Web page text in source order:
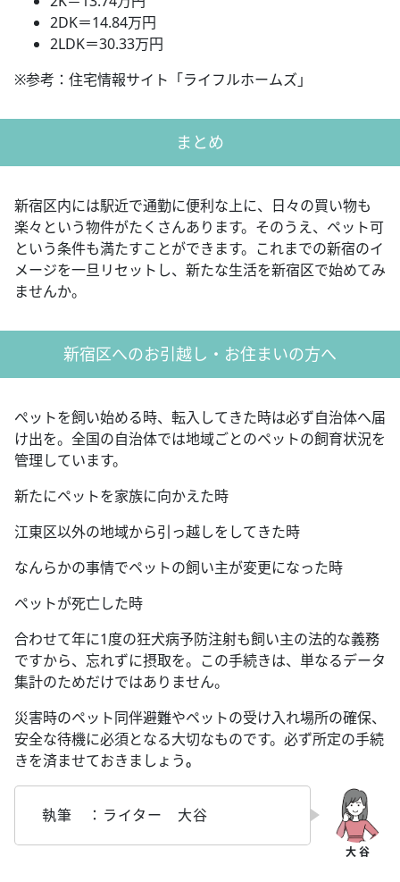
2DK＝14.84万円
2LDK＝30.33万円
※参考：住宅情報サイト「ライフルホームズ」
まとめ
新宿区内には駅近で通勤に便利な上に、日々の買い物も
楽々という物件がたくさんあります。そのうえ、ペット可
という条件も満たすことができます。これまでの新宿のイ
メージを一旦リセットし、新たな生活を新宿区で始めてみ
ませんか。
新宿区へのお引越し・お住まいの方へ
ぺットを飼い始める時、転入してきた時は必ず自治体へ届
け出を。全国の自治体では地域ごとのペットの飼育状況を
管理しています。
新たにペットを家族に向かえた時
江東区以外の地域から引っ越しをしてきた時
なんらかの事情でペットの飼い主が変更になった時
ペットが死亡した時
合わせて年に1度の狂犬病予防注射も飼い主の法的な義務
ですから、忘れずに摂取を。この手続きは、単なるデータ
集計のためだけではありません。
災害時のペット同伴避難やペットの受け入れ場所の確保、
安全な待機に必須となる大切なものです。必ず所定の手続
きを済ませておきましょう。
執筆 ：ライター 大谷